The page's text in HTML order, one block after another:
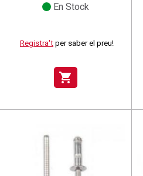
En Stock
Registra't per saber el preu!
shopping_cart